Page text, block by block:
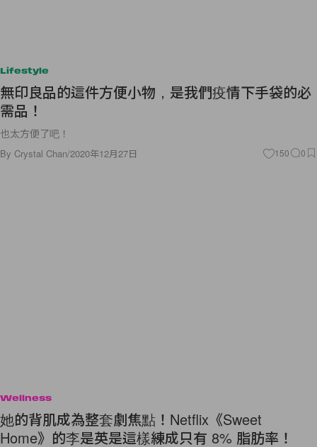
Lifestyle
無印良品的這件方便小物，是我們疫情下手袋的必
需品！
也太方便了吧！
By Crystal Chan/2020年12月27日 150 0
Wellness
她的背肌成為整套劇焦點！Netflix《Sweet
Home》的李是英是這樣練成只有 8% 脂肪率！